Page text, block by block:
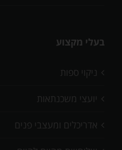
בעלי מקצוע
ניקוי ספות
יועצי משכנתאות
אדריכלים ומעצבי פנים